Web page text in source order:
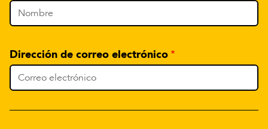
Dirección de correo electrónico